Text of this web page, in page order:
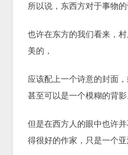
所以说，东西方对于事物
也许在东方的我们看来，
美的，
应该配上一个诗意的封面
甚至可以是一个模糊的背影
但是在西方人的眼中也许
得很好的作家，只是一个亚